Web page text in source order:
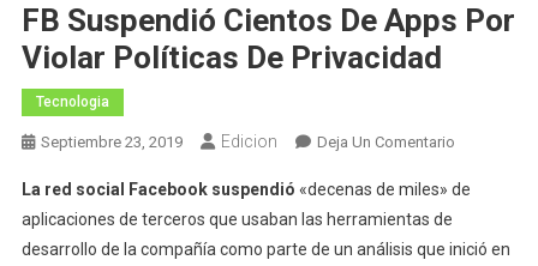
FB Suspendió Cientos De Apps Por
Violar Políticas De Privacidad
Tecnologia
Septiembre 23, 2019 Edicion Deja Un ComentarioEn
Suspendió
De
La red social Facebook suspendió «decenas de miles» de
aplicaciones de terceros que usaban las herramientas de
desarrollo de la compañía como parte de un análisis que inició en